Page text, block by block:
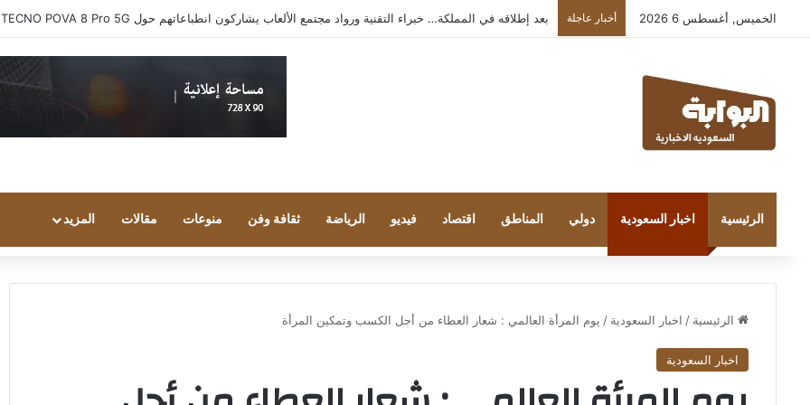
الخميس, أغسطس 6 2026 أخبار عاجلة بعد إطلاقه في المملكة… خبراء التقنية ورواد مجتمع الألعاب يشاركون انطباعاتهم حول TECNO POVA 8 Pro 5G
الرئيسية اخبار السعودية دولي المناطق اقتصاد فيديو الرياضة ثقافة وفن منوعات مقالات المزيد
الرئيسية / اخبار السعودية / يوم المرأة العالمي : شعار العطاء من أجل الكسب وتمكين المرأة
اخبار السعودية